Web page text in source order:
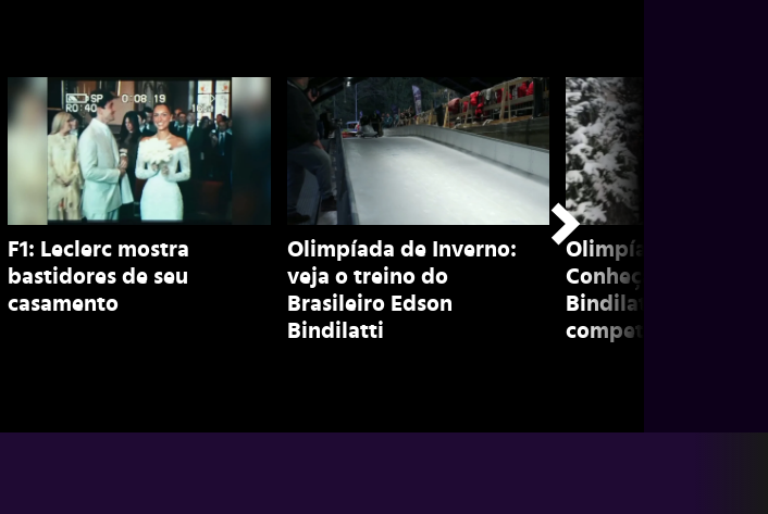
F1: Leclerc mostra
bastidores de seu
casamento
Olimpíada de Inverno:
veja o treino do
Brasileiro Edson
Bindilatti
Olimpíada de
Conheça Edson
Bindilatti,
competidor de